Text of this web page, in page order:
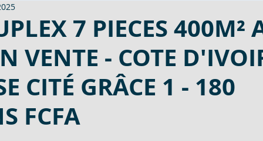
Meublée
599 M², 601 M² - EN VENTE - COTE D'
7 PIECES 400M²
VENTE - COTE
CITÉ GRÂCE 1 - 180
FCFA
5.